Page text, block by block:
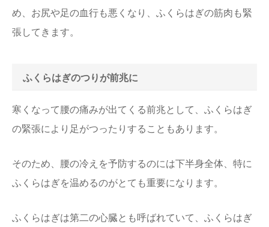
め、お尻や足の血行も悪くなり、ふくらはぎの筋肉も緊
張してきます。
ふくらはぎのつりが前兆に
寒くなって腰の痛みが出てくる前兆として、ふくらはぎ
の緊張により足がつったりすることもあります。
そのため、腰の冷えを予防するのには下半身全体、特に
ふくらはぎを温めるのがとても重要になります。
ふくらはぎは第二の心臓とも呼ばれていて、ふくらはぎ